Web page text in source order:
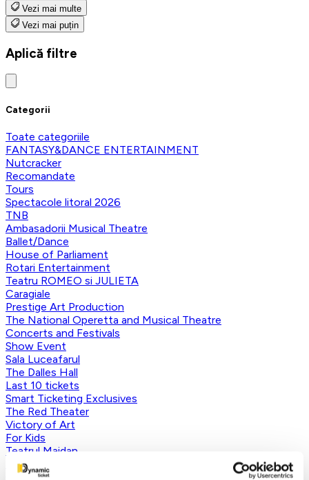
Vezi mai multe
Vezi mai puțin
Aplică filtre
Categorii
Toate categoriile
FANTASY&DANCE ENTERTAINMENT
Nutcracker
Recomandate
Tours
Spectacole litoral 2026
TNB
Ambasadorii Musical Theatre
Ballet/Dance
House of Parliament
Rotari Entertainment
Teatru ROMEO si JULIETA
Caragiale
Prestige Art Production
The National Operetta and Musical Theatre
Concerts and Festivals
Show Event
Sala Luceafarul
The Dalles Hall
Last 10 tickets
Smart Ticketing Exclusives
The Red Theater
Victory of Art
For Kids
Teatrul Maidan
Theater
Concordia Theater Company